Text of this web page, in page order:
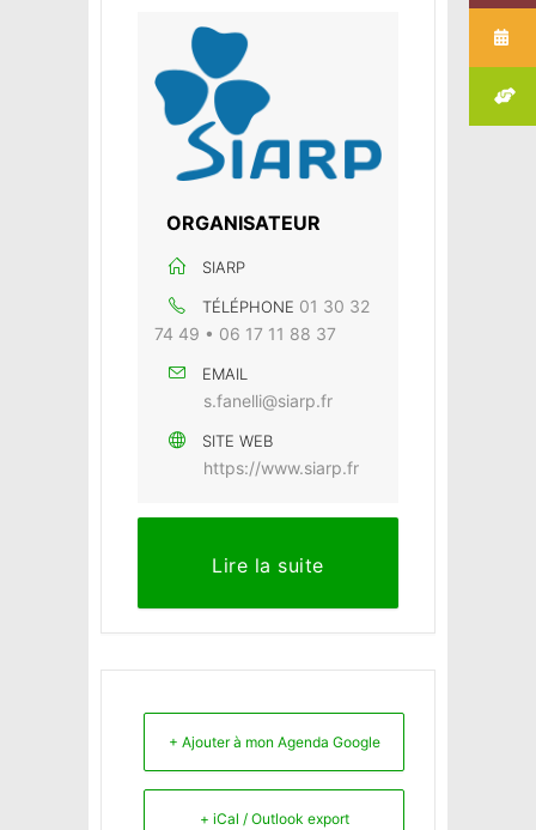
Le Bellay-en-vexin
Le Heaulme
Le Perchay
ORGANISATEUR
SIARP
TÉLÉPHONE 01 30 32
74 49 • 06 17 11 88 37
EMAIL
s.fanelli@siarp.fr
SITE WEB
https://www.siarp.fr
Lire la suite
+ Ajouter à mon Agenda Google
+ iCal / Outlook export